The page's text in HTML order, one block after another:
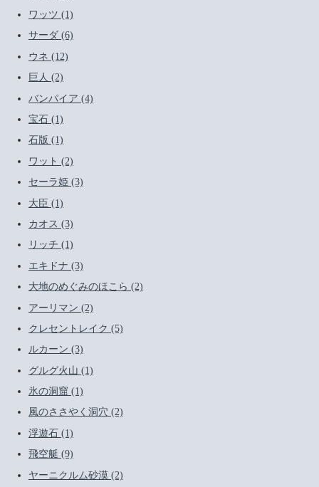
ワッツ (1)
サーダ (6)
ウネ (12)
巨人 (2)
バンパイア (4)
宝石 (1)
石版 (1)
ワット (2)
セーラ姫 (3)
大臣 (1)
カオス (3)
リッチ (1)
エキドナ (3)
大地のめぐみのほこら (2)
アーリマン (2)
クレセントレイク (5)
ルカーン (3)
グルグ火山 (1)
氷の洞窟 (1)
風のささやく洞穴 (2)
浮遊石 (1)
飛空艇 (9)
ヤーニクルム砂漠 (2)